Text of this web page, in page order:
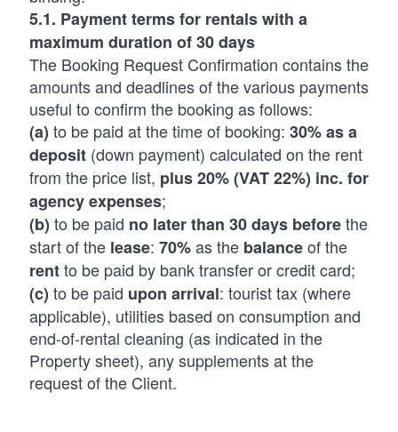
5.1. Payment terms for rentals with a
maximum duration of 30 days
The Booking Request Confirmation contains the
amounts and deadlines of the various payments
useful to confirm the booking as follows:
(a) to be paid at the time of booking: 30% as a
deposit(down payment) calculated on the rent
from the price list, plus 20% (VAT 22%) inc. for
agency expenses;
(b) to be paid no later than 30 days beforethe
start of the lease: 70%as the balanceof the
rentto be paid by bank transfer or credit card;
(c) to be paid upon arrival: tourist tax (where
applicable), utilities based on consumption and
end-of-rental cleaning (as indicated in the
Property sheet), any supplements at the
request of the Client.